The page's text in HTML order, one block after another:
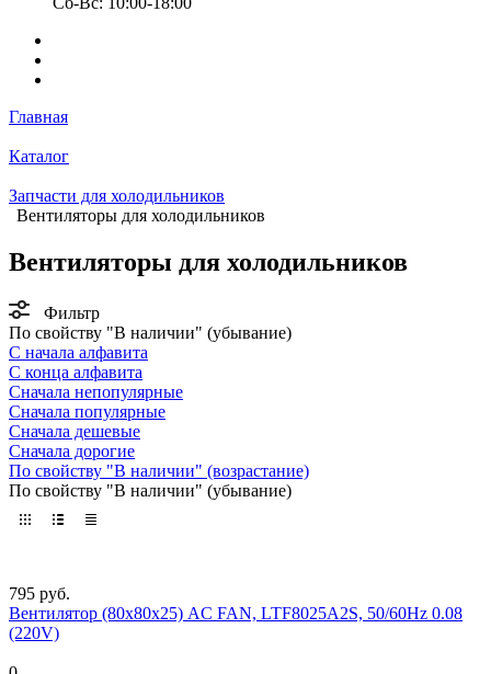
Главная
Каталог
Запчасти для холодильников
Вентиляторы для холодильников
Вентиляторы для холодильников
Фильтр
По свойству "В наличии" (убывание)
С начала алфавита
С конца алфавита
Сначала непопулярные
Сначала популярные
Сначала дешевые
Сначала дорогие
По свойству "В наличии" (возрастание)
По свойству "В наличии" (убывание)
795 руб.
Вентилятор (80х80х25) AC FAN, LTF8025A2S, 50/60Hz 0.08
(220V)